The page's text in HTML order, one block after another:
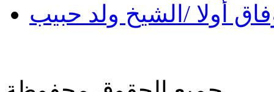
أولا /الشيخ ولد حبيب